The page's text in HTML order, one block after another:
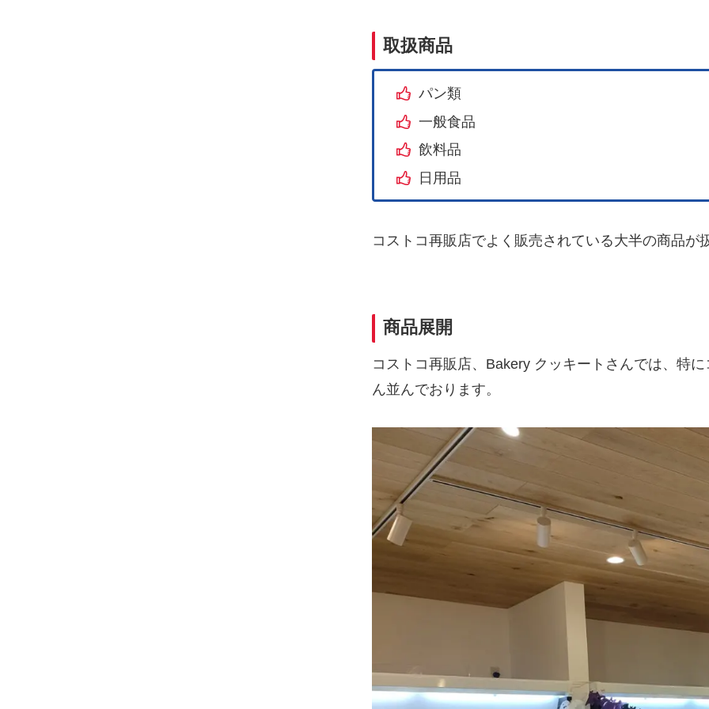
取扱商品
パン類
一般食品
飲料品
日用品
コストコ再販店でよく販売されている大半の商品が
商品展開
コストコ再販店、Bakery クッキートさんでは、特
ん並んでおります。